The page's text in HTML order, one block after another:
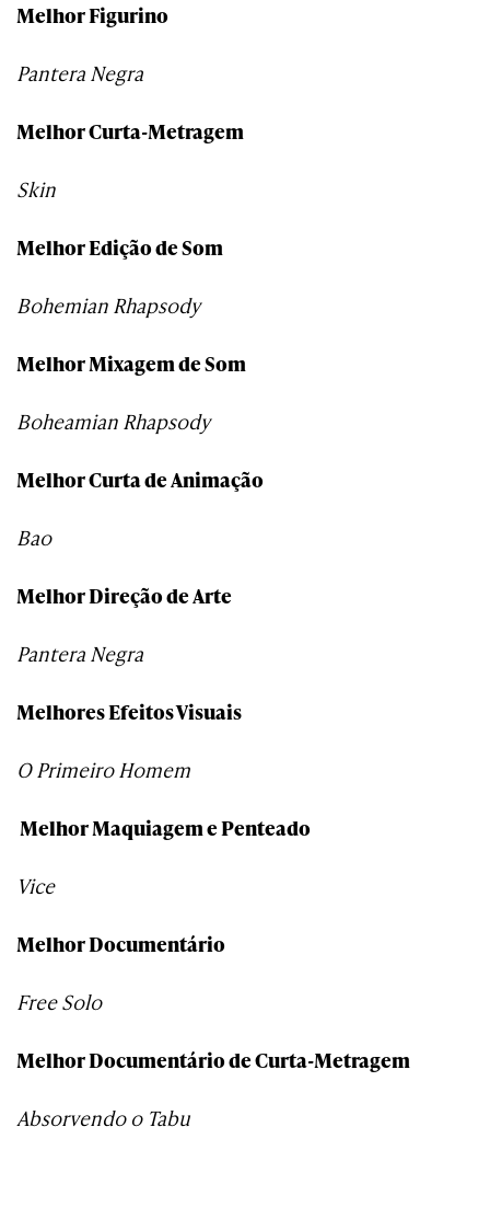
Melhor Figurino
Pantera Negra
Melhor Curta-Metragem
Skin
Melhor Edição de Som
Bohemian Rhapsody
Melhor Mixagem de Som
Boheamian Rhapsody
Melhor Curta de Animação
Bao
Melhor Direção de Arte
Pantera Negra
Melhores Efeitos Visuais
O Primeiro Homem
Melhor Maquiagem e Penteado
Vice
Melhor Documentário
Free Solo
Melhor Documentário de Curta-Metragem
Absorvendo o Tabu